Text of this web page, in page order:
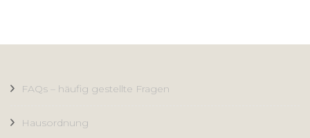
FAQs – häufig gestellte Fragen
Hausordnung